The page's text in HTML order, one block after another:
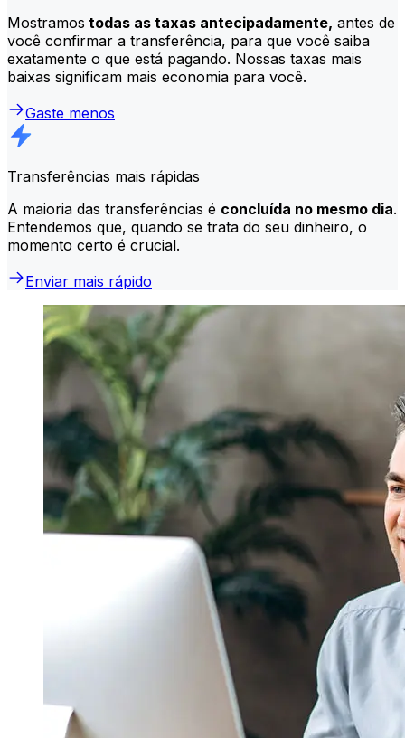
Mostramos todas as taxas antecipadamente, antes de
você confirmar a transferência, para que você saiba
exatamente o que está pagando. Nossas taxas mais
baixas significam mais economia para você.
Gaste menos
Transferências mais rápidas
A maioria das transferências é concluída no mesmo dia.
Entendemos que, quando se trata do seu dinheiro, o
momento certo é crucial.
Enviar mais rápido